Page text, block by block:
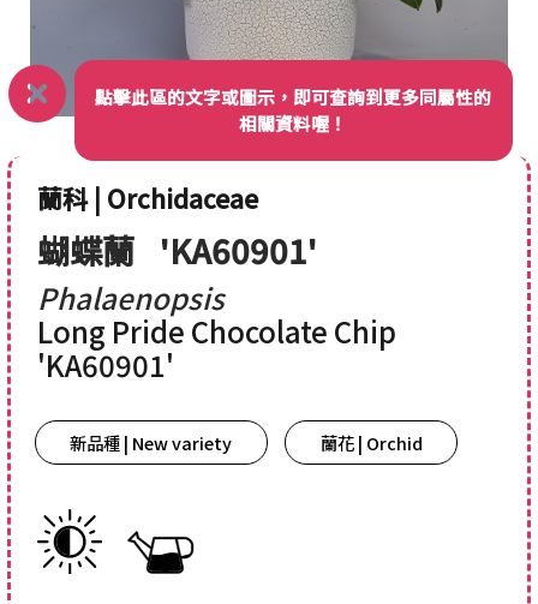
點擊此區的文字或圖示，即可查詢到更多同屬性的
相關資料喔！
蘭科 | Orchidaceae
蝴蝶蘭 'KA60901'
Phalaenopsis
Long Pride Chocolate Chip
'KA60901'
新品種 | New variety 蘭花 | Orchid